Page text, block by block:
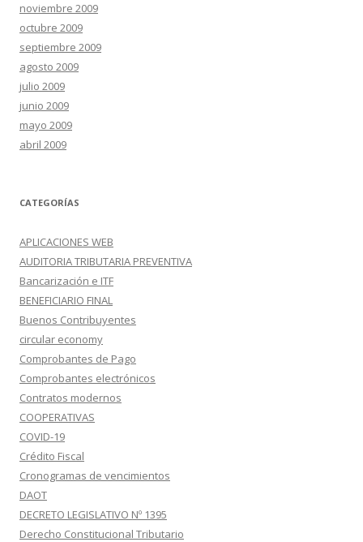
noviembre 2009
octubre 2009
septiembre 2009
agosto 2009
julio 2009
junio 2009
mayo 2009
abril 2009
CATEGORÍAS
APLICACIONES WEB
AUDITORIA TRIBUTARIA PREVENTIVA
Bancarización e ITF
BENEFICIARIO FINAL
Buenos Contribuyentes
circular economy
Comprobantes de Pago
Comprobantes electrónicos
Contratos modernos
COOPERATIVAS
COVID-19
Crédito Fiscal
Cronogramas de vencimientos
DAOT
DECRETO LEGISLATIVO Nº 1395
Derecho Constitucional Tributario